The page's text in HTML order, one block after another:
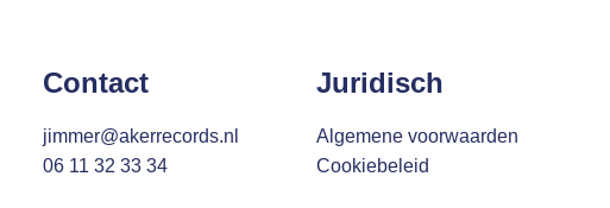
Contact
jimmer@akerrecords.nl
06 11 32 33 34
Juridisch
Algemene voorwaarden
Cookiebeleid